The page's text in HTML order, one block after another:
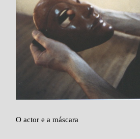
O actor e a máscara